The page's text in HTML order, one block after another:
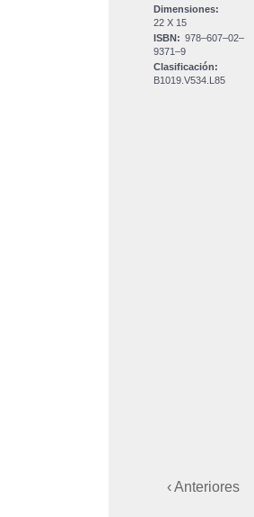
Dimensiones:
22 X 15
ISBN: 978–607–02–
9371–9
Clasificación:
B1019.V534.L85
‹ Anteriores